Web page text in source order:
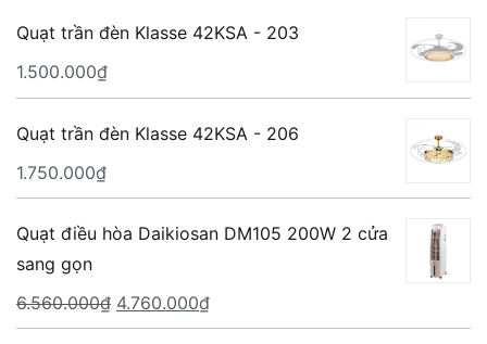
Quạt trần đèn Klasse 42KSA - 203
1.500.000₫
Quạt trần đèn Klasse 42KSA - 206
1.750.000₫
Quạt điều hòa Daikiosan DM105 200W 2 cửa
sang gọn
6.560.000₫ Giá
gốc
4.760.000₫Giá
hiện